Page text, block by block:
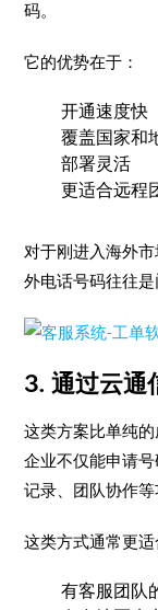
码。
它的优势在于：
开通速度快
覆盖国家和
部署灵活
更适合远程
对于刚进入海外
外电话号码往往是
3. 通过云通
这类方案比单纯的
企业不仅能申请
记录、团队协作等
这类方式通常更适
有客服团队